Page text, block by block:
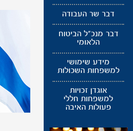
דבר שר העבודה
דבר מנכ"ל הביטוח
הלאומי
מידע שימושי
למשפחות השכולות
אוגדן זכויות
למשפחות חללי
פעולות האיבה